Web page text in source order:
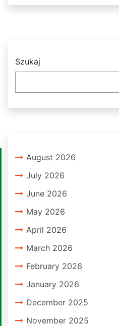
Szukaj
August 2026
July 2026
June 2026
May 2026
April 2026
March 2026
February 2026
January 2026
December 2025
November 2025